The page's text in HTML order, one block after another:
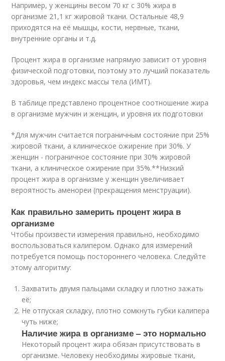
Например, у женщины весом 70 кг с 30% жира в
организме 21,1 кг жировой ткани. Остальные 48,9
приходятся на её мышцы, кости, нервные, ткани,
внутренние органы и т.д.
Процент жира в организме напрямую зависит от уровня
физической подготовки, поэтому это лучший показатель
здоровья, чем индекс массы тела (ИМТ).
В таблице представлено процентное соотношение жира
в организме мужчин и женщин, и уровня их подготовки
*Для мужчин считается пограничным состояние при 25%
жировой ткани, а клиническое ожирение при 30%. У
женщин - пограничное состояние при 30% жировой
ткани, а клиническое ожирение при 35%.**Низкий
процент жира в организме у женщин увеличивает
вероятность аменореи (прекращения менструации).
Как правильно замерить процент жира в
организме
Чтобы произвести измерения правильно, необходимо
воспользоваться калипером. Однако для измерений
потребуется помощь постороннего человека. Следуйте
этому алгоритму:
Захватить двумя пальцами складку и плотно зажать
её;
Не отпуская складку, плотно сомкнуть губки калипера
чуть ниже;
Наличие жира в организме – это нормально
Некоторый процент жира обязан присутствовать в
организме. Человеку необходимы жировые ткани,